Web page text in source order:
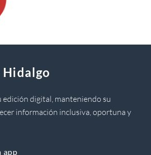
Hidalgo
edición digital, manteniendo su
información inclusiva, oportuna y
app